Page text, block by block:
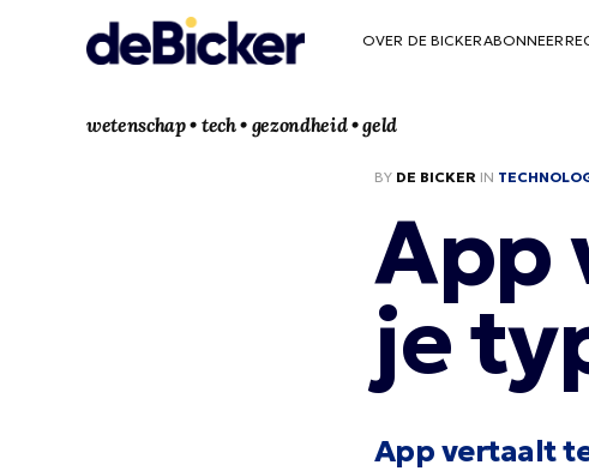
OVER DE BICKERABONNEER
wetenschap • tech • gezondheid • geld
BY DE BICKER IN
App
je
App vertaalt